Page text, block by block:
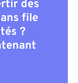
des
file
?